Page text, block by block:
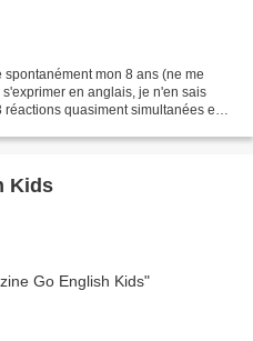
mon 8 ans (ne me
en anglais, je n'en sais
quasiment simultanées en
Kids